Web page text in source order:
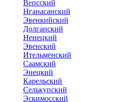
Вепсский
Нганасанский
Эвенкийский
Долганский
Ненецкий
Эвенский
Ительменский
Саамский
Энецкий
Карельский
Селькупский
Эскимосский